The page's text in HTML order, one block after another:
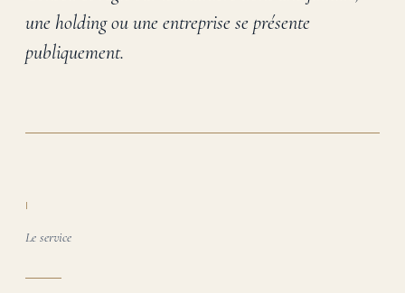
une holding ou une entreprise se présente
publiquement.
I
Le service